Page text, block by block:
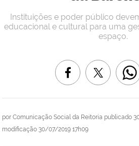
por Comunicação Social da Reitoria publicado
modificação 30/07/2019 17h09
Instituições e poder público
educacional e cultural para uma
espaço.